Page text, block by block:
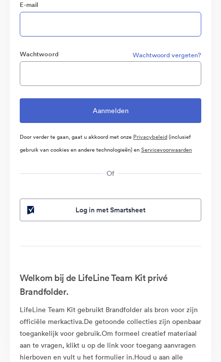
E-mail
Wachtwoord Wachtwoord vergeten?
Door verder te gaan, gaat u akkoord met onze Privacybeleid(inclusief
gebruik van cookies en andere technologieën) enServicevoorwaarden
Of
Log in met Smartsheet
Welkom bij de LifeLine Team Kit privé
Brandfolder.
LifeLine Team Kit gebruikt Brandfolder als bron voor zijn
officiële merkactiva.De getoonde collecties zijn openbaar
toegankelijk voor gebruik.Om formeel creatief materiaal
aan te vragen, klikt u op de link voor toegang aanvragen
hierboven en vult u het formulier in.Houd u aan alle